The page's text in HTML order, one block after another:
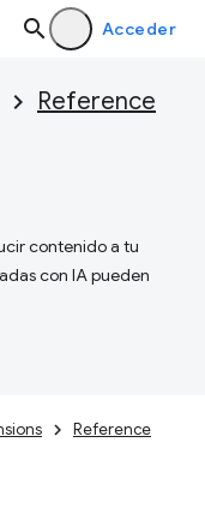
Acceder
Reference
contenido a tu
con IA pueden
Reference